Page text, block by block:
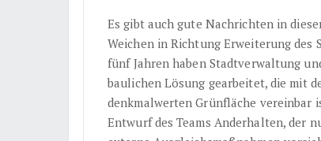
Es gibt auch gute Nachrichten in
Weichen in Richtung Erweiterung des
fünf Jahren haben Stadtverwaltung
baulichen Lösung gearbeitet, die mit
denkmalwerten Grünfläche vereinbar
Entwurf des Teams Anderhalten, der